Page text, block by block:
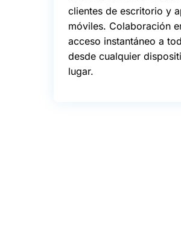
clientes de escritorio y
móviles. Colaboración
acceso instantáneo a
desde cualquier
lugar.